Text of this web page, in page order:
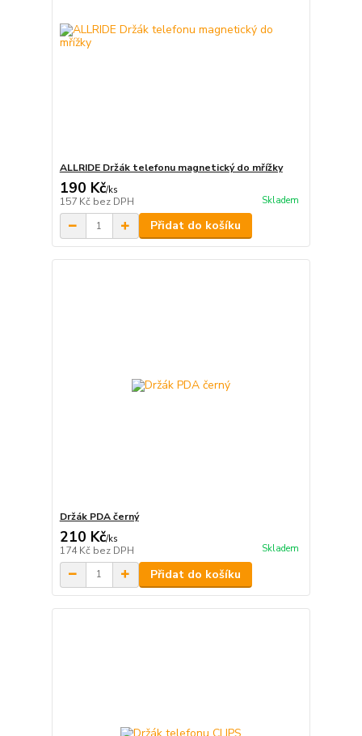
ALLRIDE Držák telefonu magnetický do mřížky
190 Kč/ks
157 Kč bez DPH Skladem
Přidat do košíku
Držák PDA černý
210 Kč/ks
174 Kč bez DPH Skladem
Přidat do košíku